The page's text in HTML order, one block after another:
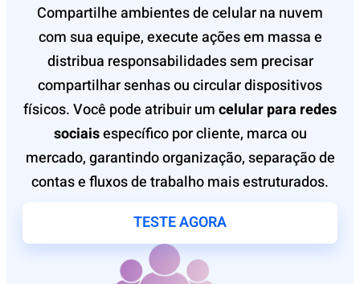
Compartilhe ambientes de celular na nuvem
com sua equipe, execute ações em massa e
distribua responsabilidades sem precisar
compartilhar senhas ou circular dispositivos
físicos. Você pode atribuir umcelular para redes
sociaisespecífico por cliente, marca ou
mercado, garantindo organização, separação de
contas e fluxos de trabalho mais estruturados.
TESTE AGORA